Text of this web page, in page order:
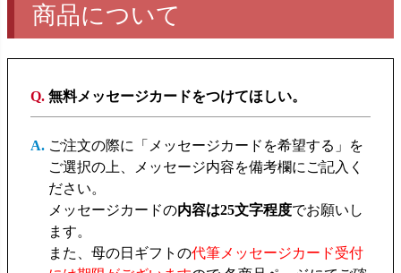
商品について
無料メッセージカードをつけてほしい。
ご注文の際に「メッセージカードを希望する」を
ご選択の上、メッセージ内容を備考欄にご記入く
ださい。
メッセージカードの内容は25文字程度でお願いし
ます。
また、母の日ギフトの代筆メッセージカード受付